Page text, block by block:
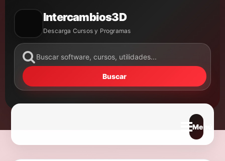
Intercambios3D
Descarga Cursos y Programas
Buscar
Abrir